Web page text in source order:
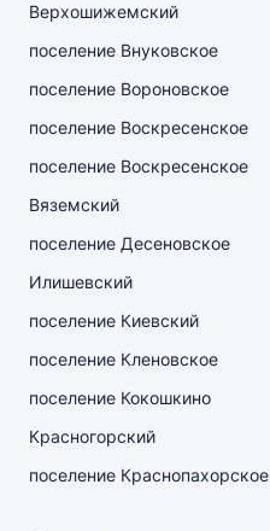
Верхошижемский
поселение Внуковское
поселение Вороновское
поселение Воскресенское
поселение Воскресенское
Вяземский
поселение Десеновское
Илишевский
поселение Киевский
поселение Кленовское
поселение Кокошкино
Красногорский
поселение Краснопахорское